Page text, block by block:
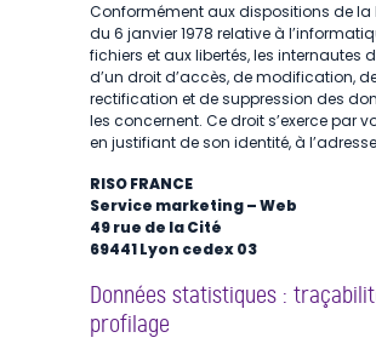
Conformément aux dispositions de la
du 6 janvier 1978 relative à
fichiers et aux libertés, les internautes
d’un droit d’accès, de modification,
rectification et de suppression des
les concernent. Ce droit s’exerce par
en justifiant de son identité, à
RISO FRANCE
Service marketing – Web
49 rue de la Cité
69441 Lyon cedex 03
Données statistiques :
profilage